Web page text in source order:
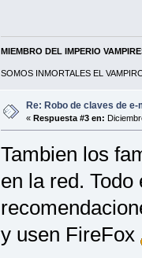
MIEMBRO DEL IMPERIO
SOMOS INMORTALES EL
Re: Robo de claves de
« Respuesta #3 en:
Tambien los
en la red.
y usen FireFox